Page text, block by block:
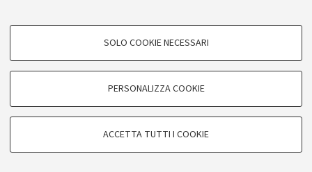
COOKIE DI PROFILAZIONE - FACOLTATIVI
COOKIE TECNICI - NECESSARI
Si tratta di cookie tecnici utilizzati, a titolo esemplificativo, per il corretto
SOLO COOKIE NECESSARI
PERSONALIZZA COOKIE
ACCETTA TUTTI I COOKIE
© Copyright 2026 - ALMA MATER STUDIORUM - Università di
Bologna - Via Zamboni, 33 - 40126 Bologna - PI: 01131710376 -
CF: 80007010376
Privacy
Note legali Impostazioni Cookie